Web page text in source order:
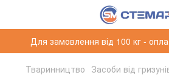
Для замовлення від 100 кг -
Тваринництво Засоби від